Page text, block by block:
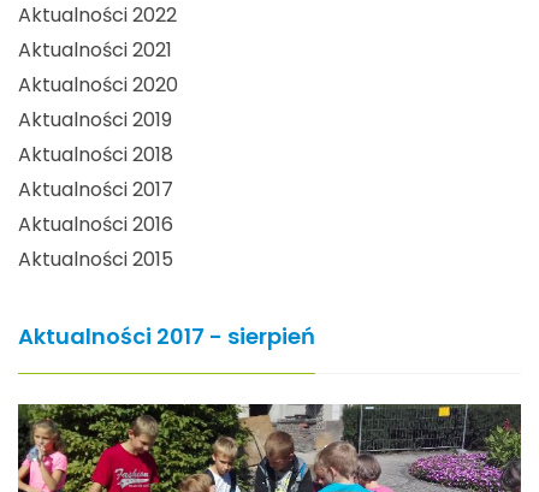
Aktualności 2022
Aktualności 2021
Aktualności 2020
Aktualności 2019
Aktualności 2018
Aktualności 2017
Aktualności 2016
Aktualności 2015
Aktualności 2017 - sierpień